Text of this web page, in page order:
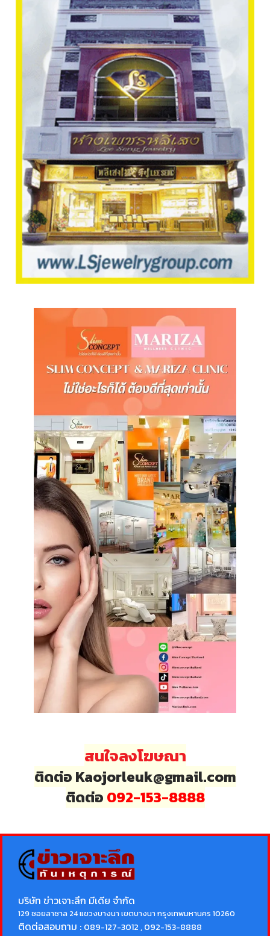
สนใจลงโฆษณา
ติดต่อ Kaojorleuk@gmail.com
ติดต่อ 092-153-8888
บริษัท ข่าวเจาะลึก มีเดีย จำกัด
129 ซอยลาซาล 24 แขวงบางนา เขตบางนา กรุงเทพมหานคร 10260
ติดต่อสอบถาม : 089-127-3012 , 092-153-8888